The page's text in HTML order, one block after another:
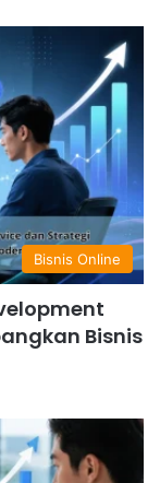
Bisnis Online
Bisnis